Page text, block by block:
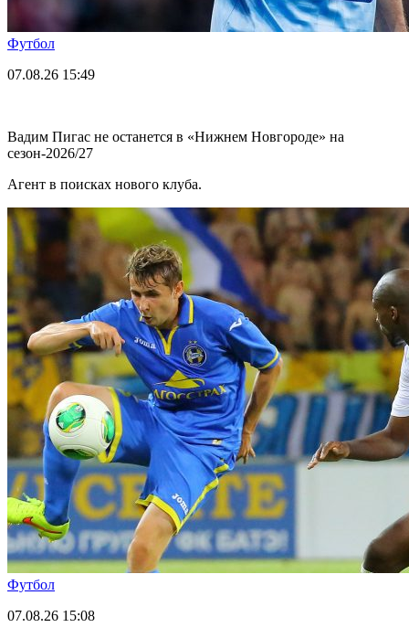
Футбол
07.08.26 15:49
Вадим Пигас не останется в «Нижнем Новгороде» на
сезон-2026/27
Агент в поисках нового клуба.
Футбол
07.08.26 15:08